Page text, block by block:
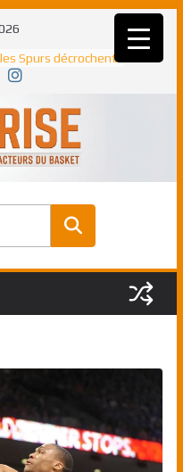
d’une saison NBA
Spurs décrochent
la rude bataille
Bucks et Giannis
le Greek
: son premier
points en NBA, le
face aux Spurs
en 2002 :